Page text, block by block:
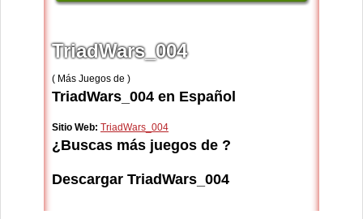
TriadWars_004
( Más Juegos de )
TriadWars_004 en Español
Sitio Web: TriadWars_004
¿Buscas más juegos de ?
Descargar TriadWars_004